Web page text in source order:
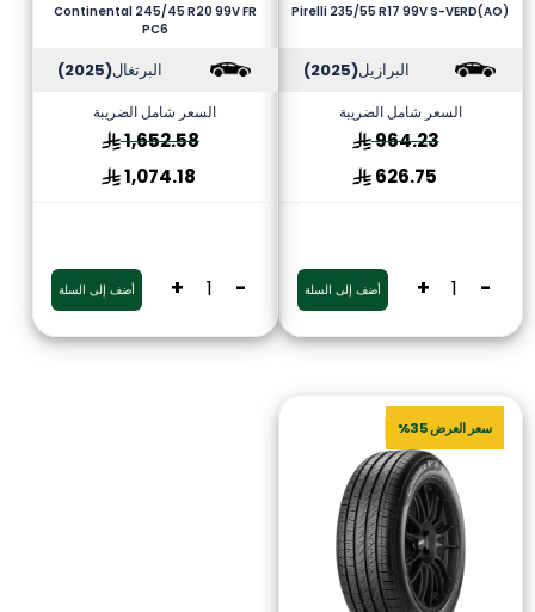
Pirelli 235/55 R17 99V S-VERD(AO)
البرازيل(2025)
السعر شامل الضريبة
964.23
626.75
-
+ أضف إلى السلة
Continental 245/45 R20 99V FR
PC6
البرتغال(2025)
السعر شامل الضريبة
1,652.58
1,074.18
-
+ أضف إلى السلة
سعر العرض 35%